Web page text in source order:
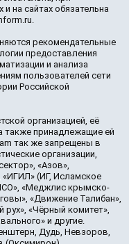
на сайтах обязательна
рекомендательные
предоставления
и анализа
пользователей сети
Российской
организацией, её
также принадлежащие ей
так же запрещены в
организации,
«Азов»,
«ИГИЛ» (ИГ, Исламское
«Меджлис крымско-
«Движение Талибан»,
рух», «Чёрный комитет»,
и другие.
Дудь, Невзоров,